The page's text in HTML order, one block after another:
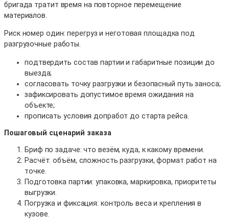
бригада тратит время на повторное перемещение
материалов.
Риск номер один: перегруз и неготовая площадка под
разгрузочные работы.
подтвердить состав партии и габаритные позиции до
выезда;
согласовать точку разгрузки и безопасный путь заноса;
зафиксировать допустимое время ожидания на
объекте;
прописать условия допработ до старта рейса.
Пошаговый сценарий заказа
Бриф по задаче: что везём, куда, к какому времени.
Расчёт: объём, сложность разгрузки, формат работ на
точке.
Подготовка партии: упаковка, маркировка, приоритеты
выгрузки.
Погрузка и фиксация: контроль веса и крепления в
кузове.